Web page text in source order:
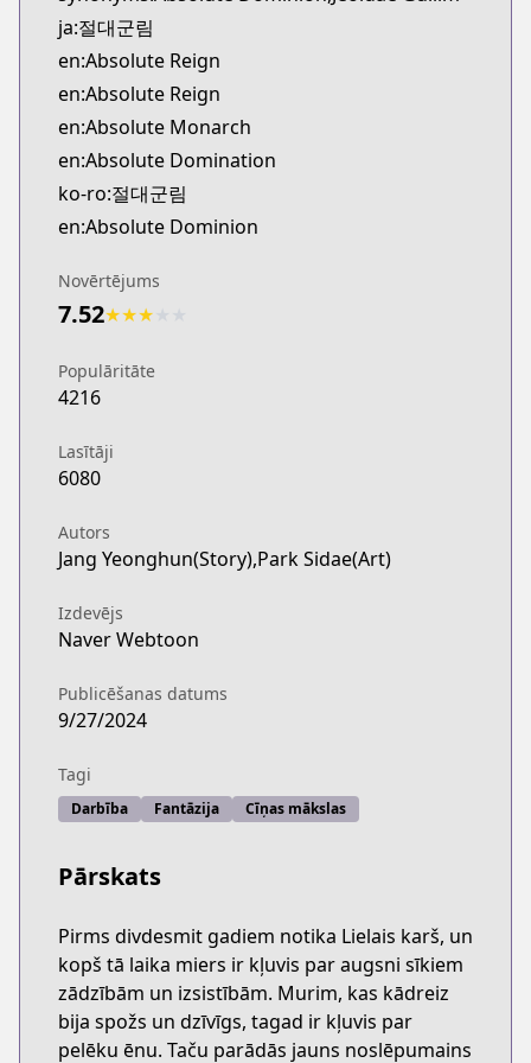
Official English
https://www.webtoons.com/en/action/absolute-
ja:절대군림
en:Absolute Reign
en:Absolute Reign
en:Absolute Monarch
en:Absolute Domination
ko-ro:절대군림
en:Absolute Dominion
Novērtējums
7.52★★★
Populāritāte
4216
Lasītāji
6080
Autors
Jang Yeonghun(Story),Park Sidae(Art)
Izdevējs
Naver Webtoon
Publicēšanas datums
9/27/2024
Tagi
Darbība Fantāzija Cīņas mākslas
Pārskats
Pirms divdesmit gadiem notika Lielais karš, un
kopš tā laika miers ir kļuvis par augsni sīkiem
zādzībām un izsistībām. Murim, kas kādreiz
bija spožs un dzīvīgs, tagad ir kļuvis par
pelēku ēnu. Taču parādās jauns noslēpumains